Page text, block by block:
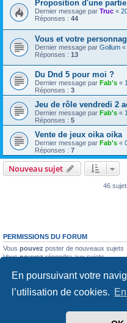
En poursuivant votre
l’utilisation de cookies.
Proposition d'une
Dernier message par Truc «
Réponses : 44
Vous et votre
Dernier message par Gollum «
Réponses : 13
Du Dnd 5 pour moi ?
Dernier message par Fab's «
Réponses : 3
Jeu de rôle vendredi 2
Dernier message par Fab's «
Réponses : 5
Vente de jeux oika oika
Dernier message par Fab's «
Réponses : 7
Nouveau sujet
46
PERMISSIONS DU FORUM
Vous pouvez poster de nouveaux sujets
Vouspouvezrépondre aux sujets
Vousne pouvez passupprimer vos
ne pouvez pas joindre des fichiers